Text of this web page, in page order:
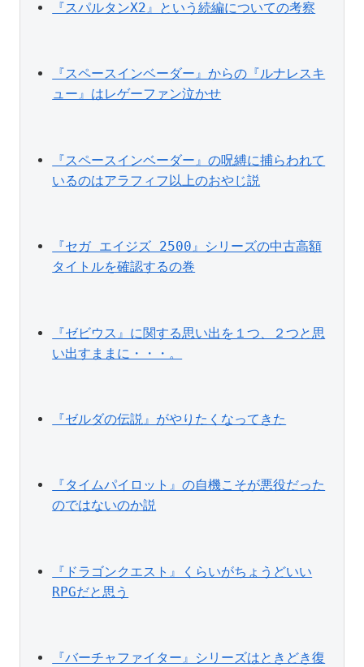
『スパルタンX2』という続編についての考察
『スペースインベーダー』からの『ルナレスキ
ュー』はレゲーファン泣かせ
『スペースインベーダー』の呪縛に捕らわれて
いるのはアラフィフ以上のおやじ説
『セガ エイジズ 2500』シリーズの中古高額
タイトルを確認するの巻
『ゼビウス』に関する思い出を１つ、２つと思
い出すままに・・・。
『ゼルダの伝説』がやりたくなってきた
『タイムパイロット』の自機こそが悪役だった
のではないのか説
『ドラゴンクエスト』くらいがちょうどいい
RPGだと思う
『バーチャファイター』シリーズはときどき復